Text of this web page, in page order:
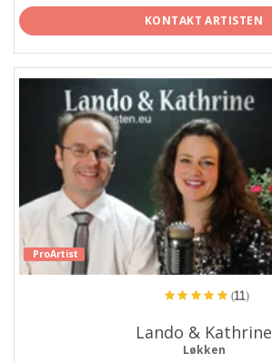
KONTAKT ARTISTEN
ProArtist
(11)
Lando & Kathrine
Løkken